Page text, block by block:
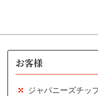
お客様
ジャパニーズチッ